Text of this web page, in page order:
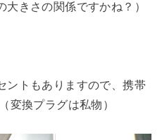
きさの関係ですかね？）
ントもありますので、携帯
変換プラグは私物）